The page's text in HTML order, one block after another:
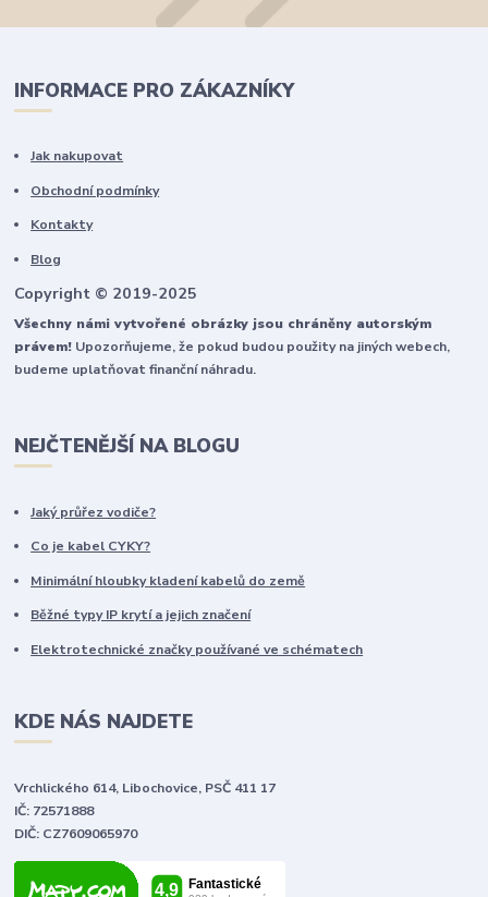
INFORMACE PRO ZÁKAZNÍKY
Jak nakupovat
Obchodní podmínky
Kontakty
Blog
Copyright © 2019-2025
Všechny námi vytvořené obrázky jsou chráněny autorským
právem! Upozorňujeme, že pokud budou použity na jiných webech,
budeme uplatňovat finanční náhradu.
NEJČTENĚJŠÍ NA BLOGU
Jaký průřez vodiče?
Co je kabel CYKY?
Minimální hloubky kladení kabelů do země
Běžné typy IP krytí a jejich značení
Elektrotechnické značky používané ve schématech
KDE NÁS NAJDETE
Vrchlického 614, Libochovice, PSČ 411 17
IČ: 72571888
DIČ: CZ7609065970